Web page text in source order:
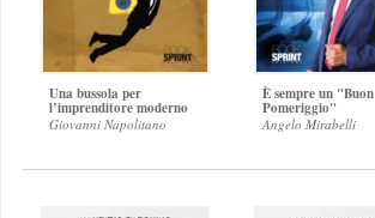
Una bussola per
l’imprenditore moderno
Giovanni Napolitano
È sempre un "Buon
Pomeriggio"
Angelo Mirabelli